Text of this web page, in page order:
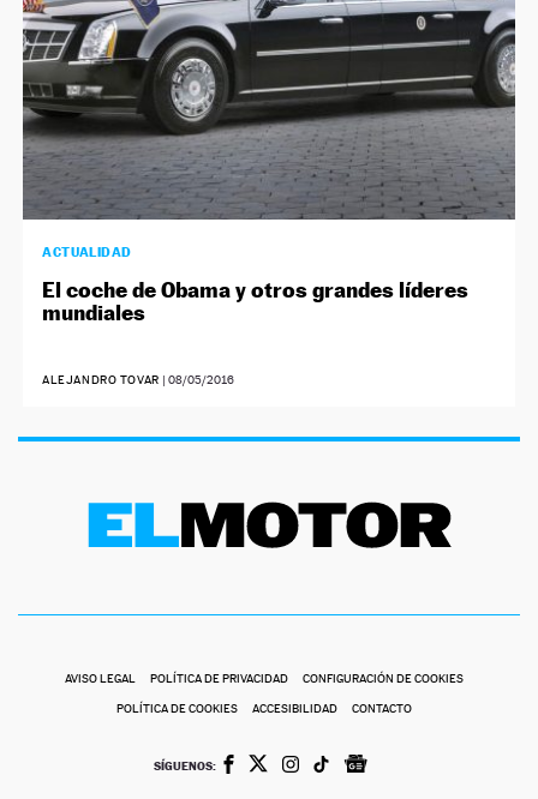
ACTUALIDAD
El coche de Obama y otros grandes líderes
mundiales
ALEJANDRO TOVAR | 08/05/2016
AVISO LEGAL POLÍTICA DE PRIVACIDAD CONFIGURACIÓN DE COOKIES
POLÍTICA DE COOKIES ACCESIBILIDAD CONTACTO
SÍGUENOS: